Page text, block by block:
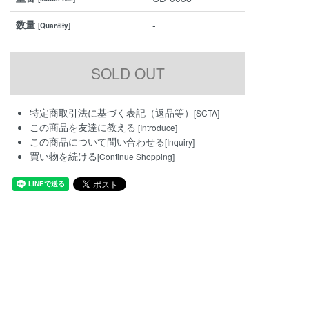
数量[Quantity] -
特定商取引法に基づく表記（返品等）[SCTA]
この商品を友達に教える [Introduce]
この商品について問い合わせる[Inquiry]
買い物を続ける[Continue Shopping]